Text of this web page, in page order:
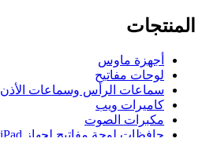
المنتجات
أجهزة ماوس
لوحات مفاتيح
سماعات الرأس وسماعات الأذن
كاميرات ويب
مكبرات الصوت
حافظات لوحة مفاتيح لجهاز iPad